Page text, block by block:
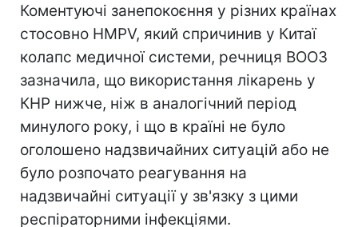
Коментуючі занепокоєння у різних країнах
стосовно HMPV, який спричинив у Китаї
колапс медичної системи, речниця ВООЗ
зазначила, що використання лікарень у
КНР нижче, ніж в аналогічний період
минулого року, і що в країні не було
оголошено надзвичайних ситуацій або не
було розпочато реагування на
надзвичайні ситуації у зв'язку з цими
респіраторними інфекціями.